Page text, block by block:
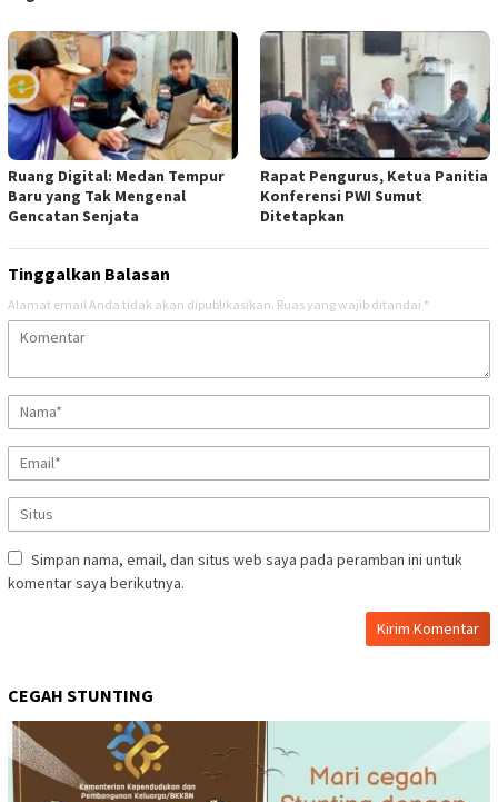
Ruang Digital: Medan Tempur
Baru yang Tak Mengenal
Gencatan Senjata
Rapat Pengurus, Ketua Panitia
Konferensi PWI Sumut
Ditetapkan
Tinggalkan Balasan
Alamat email Anda tidak akan dipublikasikan. Ruas yang wajib ditandai *
Simpan nama, email, dan situs web saya pada peramban ini untuk
komentar saya berikutnya.
CEGAH STUNTING